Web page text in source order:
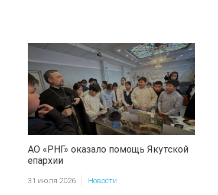
АО «РНГ» оказало помощь Якутской
епархии
31 июля 2026 Новости